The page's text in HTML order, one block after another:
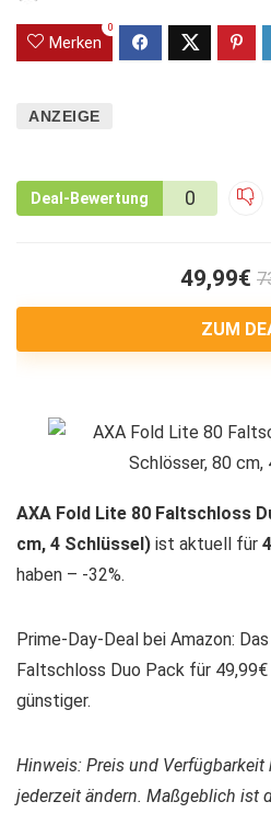
Merken
0
ANZEIGE
Deal-Bewertung 0
49,99€
ZUM
AXA Fold Lite 80 Faltschloss
cm, 4 Schlüssel) ist aktuell für
haben – -32%.
Prime-Day-Deal bei Amazon:
Faltschloss Duo Pack für
günstiger.
Hinweis: Preis und
jederzeit ändern. Maßgeblich ist